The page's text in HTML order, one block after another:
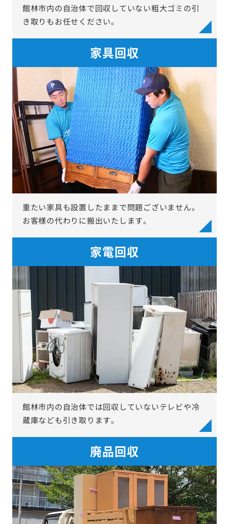
館林市内の自治体で回収していない粗大ゴミの引
き取りもお任せください。
家具回収
重たい家具も設置したままで問題ございません。
お客様の代わりに搬出いたします。
家電回収
館林市内の自治体では回収していないテレビや冷
蔵庫なども引き取ります。
廃品回収